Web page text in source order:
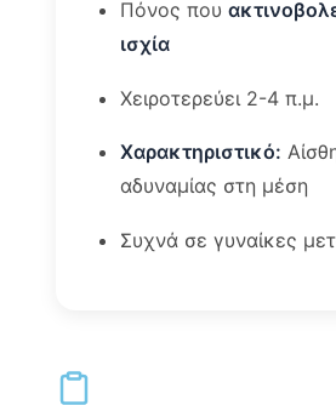
Πόνος που
ισχία
Χειροτερεύει 2-4 π.μ.
Χαρακτηριστικό:
αδυναμίας στη μέση
Συχνά σε γυναίκες